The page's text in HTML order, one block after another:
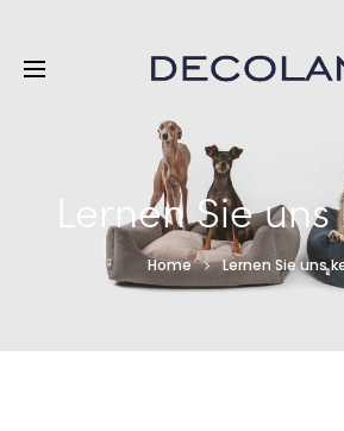
Lernen Sie
Home Lernen Sie uns